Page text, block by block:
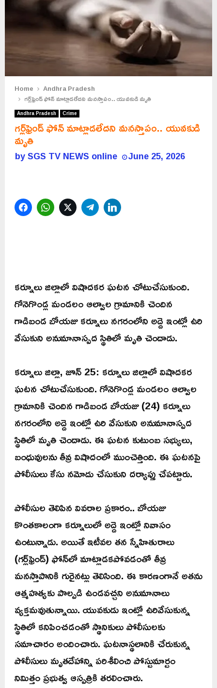
Home
Andhra Pradesh
గర్ల్‌ఫ్రెండ్ ఫోన్ మాట్లాడలేదని మనస్తాపం.. యువకుడి మృతి
Andhra Pradesh Crime
గర్ల్‌ఫ్రెండ్ ఫోన్ మాట్లాడలేదని మనస్తాపం.. యువకుడి
మృతి
bySGS TV NEWS online June 25, 2026
FacebookWhatsAppTwitterTelegram
కర్నూలు జిల్లాలో విషాదకర ఘటన చోటుచేసుకుంది.
గోనెగొండ్ల మండలం ఆల్వాల గ్రామానికి చెందిన
గాడిబండ బోయజు కర్నూలు నగరంలోని అద్దె ఇంట్లో ఉరి
వేసుకుని అనుమానాస్పద స్థితిలో మృతి చెందాడు.
కర్నూలు జిల్లా, జూన్ 25: కర్నూలు జిల్లాలో విషాదకర
ఘటన చోటుచేసుకుంది. గోనెగొండ్ల మండలం ఆల్వాల
గ్రామానికి చెందిన గాడిబండ బోయజు (24) కర్నూలు
నగరంలోని అద్దె ఇంట్లో ఉరి వేసుకుని అనుమానాస్పద
స్థితిలో మృతి చెందాడు. ఈ ఘటన కుటుంబ సభ్యులు,
బంధువులను తీవ్ర విషాదంలో ముంచెత్తింది. ఈ ఘటనపై
పోలీసులు కేసు నమోదు చేసుకుని దర్యాప్తు చేపట్టారు.
పోలీసుల తెలిపిన వివరాల ప్రకారం.. బోయజు
కొంతకాలంగా కర్నూలులో అద్దె ఇంట్లో నివాసం
ఉంటున్నాడు. అయితే ఇటీవల తన స్నేహితురాలు
(గర్ల్‌ఫ్రెండ్) ఫోన్‌లో మాట్లాడకపోవడంతో తీవ్ర
మనస్తాపానికి గురైనట్లు తెలిసింది. ఈ కారణంగానే అతను
ఆత్మహత్యకు పాల్పడి ఉండవచ్చని అనుమానాలు
వ్యక్తమవుతున్నాయి. యువకుడు ఇంట్లో ఉరివేసుకున్న
స్థితిలో కనిపించడంతో స్థానికులు పోలీసులకు
సమాచారం అందించారు. ఘటనాస్థలానికి చేరుకున్న
పోలీసులు మృతదేహాన్ని పరిశీలించి పోస్టుమార్టం
నిమిత్తం ప్రభుత్వ ఆస్పత్రికి తరలించారు.